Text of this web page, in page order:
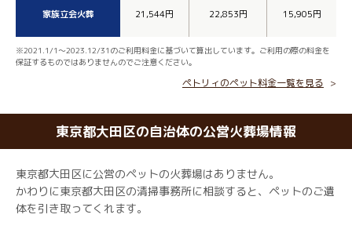
家族立会火葬 21,544円 22,853円 15,905円
※2021.1/1～2023.12/31のご利用料金に基づいて算出しています。ご利用の際の料金を
保証するものではありませんのでご注意ください。
ペトリィのペット料金一覧を見る
東京都大田区の自治体の公営火葬場情報
東京都大田区に公営のペットの火葬場はありません。
かわりに東京都大田区の清掃事務所に相談すると、ペットのご遺
体を引き取ってくれます。